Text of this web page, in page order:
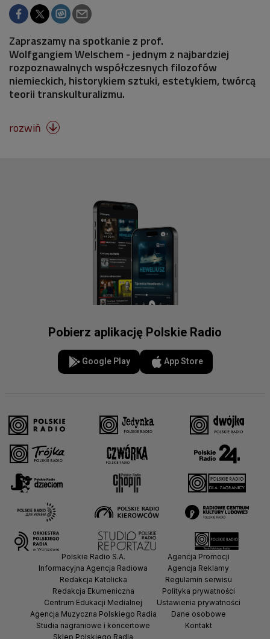
Zapraszamy na spotkanie z prof.
Wolfgangiem Welschem - jednym z najbardziej
rozpoznawalnych współczesnych filozofów
niemieckich, historykiem sztuki, estetykiem, twórcą
teorii transkulturalizmu.
rozwiń 
Pobierz aplikację Polskie Radio
Google Play App Store
Polskie Radio S.A.
Informacyjna Agencja Radiowa
Redakcja Katolicka
Redakcja Ekumeniczna
Centrum Edukacji Medialnej
Agencja Muzyczna Polskiego Radia
Studia nagraniowe i koncertowe
Sklep Polskiego Radia
Agencja Promocji
Agencja Reklamy
Regulamin serwisu
Polityka prywatności
Ustawienia prywatności
Dane osobowe
Kontakt